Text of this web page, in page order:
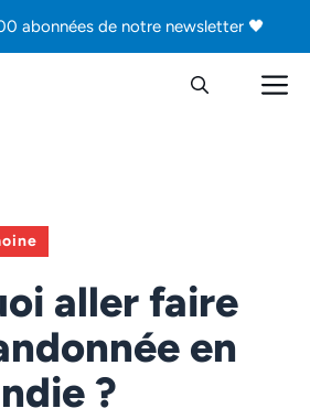
abonnées de notre newsletter 🖤
aller faire
en
?